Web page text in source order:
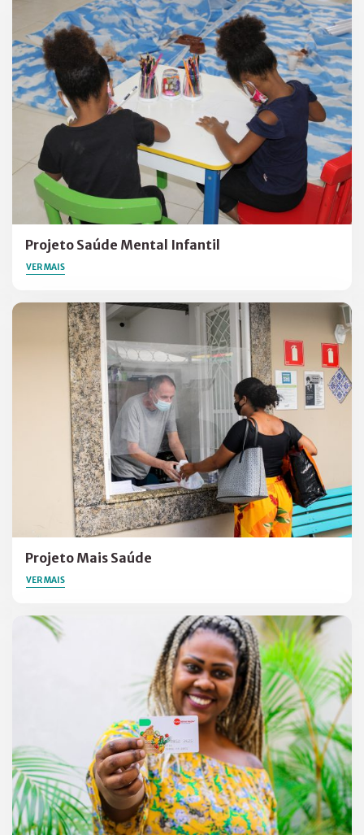
Projeto Saúde Mental Infantil
VER MAIS
Projeto Mais Saúde
VER MAIS